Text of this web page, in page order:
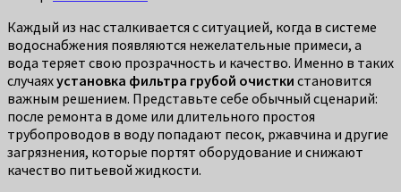
Каждый из нас сталкивается с ситуацией, когда в системе
водоснабжения появляются нежелательные примеси, а
вода теряет свою прозрачность и качество. Именно в таких
случаяхустановка фильтра грубой очистки становится
важным решением. Представьте себе обычный сценарий:
после ремонта в доме или длительного простоя
трубопроводов в воду попадают песок, ржавчина и другие
загрязнения, которые портят оборудование и снижают
качество питьевой жидкости.